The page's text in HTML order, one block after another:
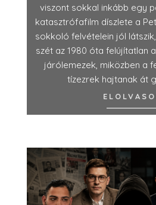
viszont sokkal inkább egy
katasztrófafilm díszlete a
sokkoló felvételein jól
szét az 1980 óta felújítatlan
járólemezek, miközben a
tízezrek hajtanak át